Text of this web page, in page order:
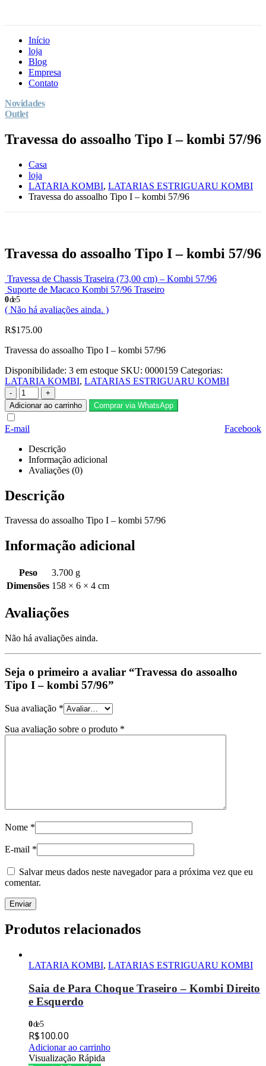
Início
loja
Blog
Empresa
Contato
Novidades
Outlet
Travessa do assoalho Tipo I – kombi 57/96
Casa
loja
LATARIA KOMBI, LATARIAS ESTRIGUARU KOMBI
Travessa do assoalho Tipo I – kombi 57/96
Travessa do assoalho Tipo I – kombi 57/96
Travessa de Chassis Traseira (73,00 cm) – Kombi 57/96
Suporte de Macaco Kombi 57/96 Traseiro
0de 5
( Não há avaliações ainda. )
R$175.00
Travessa do assoalho Tipo I – kombi 57/96
Disponibilidade: 3 em estoque SKU: 0000159 Categorias:
LATARIA KOMBI, LATARIAS ESTRIGUARU KOMBI
-
+
Adicionar ao carrinho
Comprar via WhatsApp
Facebook
E-mail
Descrição
Informação adicional
Avaliações (0)
Descrição
Travessa do assoalho Tipo I – kombi 57/96
Informação adicional
Peso
3.700 g
Dimensões 158 × 6 × 4 cm
Avaliações
Não há avaliações ainda.
Seja o primeiro a avaliar “Travessa do assoalho
Tipo I – kombi 57/96”
Sua avaliação *
Sua avaliação sobre o produto *
Nome *
E-mail *
Salvar meus dados neste navegador para a próxima vez que eu
comentar.
Produtos relacionados
LATARIA KOMBI, LATARIAS ESTRIGUARU KOMBI
Saia de Para Choque Traseiro – Kombi Direito
e Esquerdo
0de 5
R$100.00
Adicionar ao carrinho
Visualização Rápida